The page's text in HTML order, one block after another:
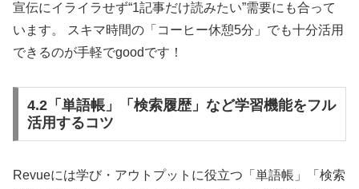
宣伝にイライラせず“1記事だけ読みたい”需要にも合って
います。 スキマ時間の「コーヒー休憩5分」でも十分活用
できるのが手軽でgoodです！
4.2「単語帳」「検索履歴」など学習機能をフル
活用するコツ
Revueには学び・アウトプットに役立つ「単語帳」「検索